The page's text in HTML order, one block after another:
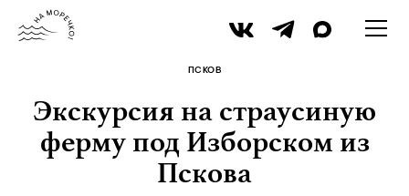
ПСКОВ
Экскурсия на страусиную
ферму под Изборском из
Пскова